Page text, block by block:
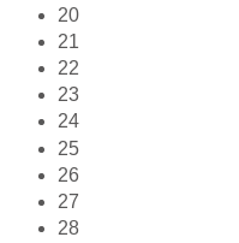
20
21
22
23
24
25
26
27
28